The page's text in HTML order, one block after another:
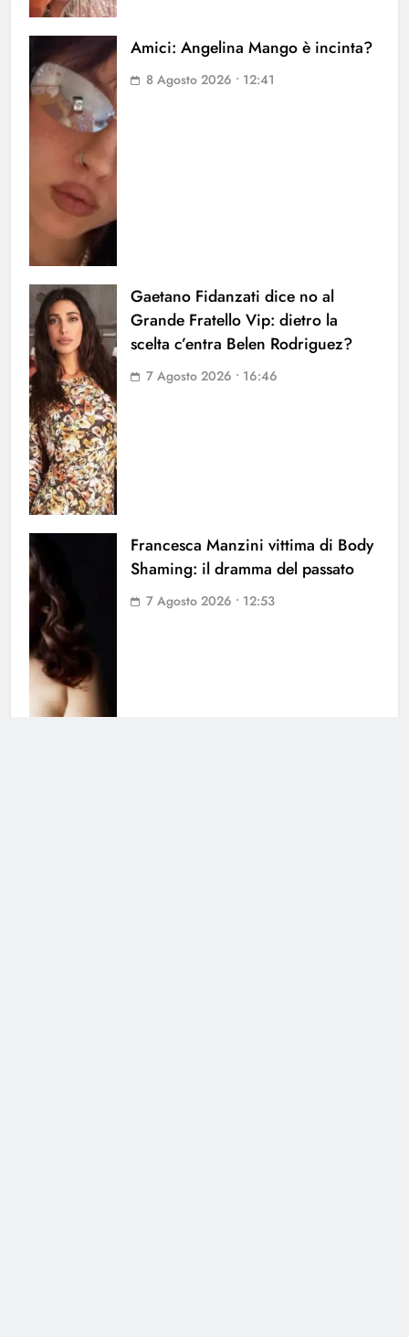
Amici: Angelina Mango è incinta?
8 Agosto 2026 • 12:41
Gaetano Fidanzati dice no al
Grande Fratello Vip: dietro la
scelta c’entra Belen Rodriguez?
7 Agosto 2026 • 16:46
Francesca Manzini vittima di Body
Shaming: il dramma del passato
7 Agosto 2026 • 12:53